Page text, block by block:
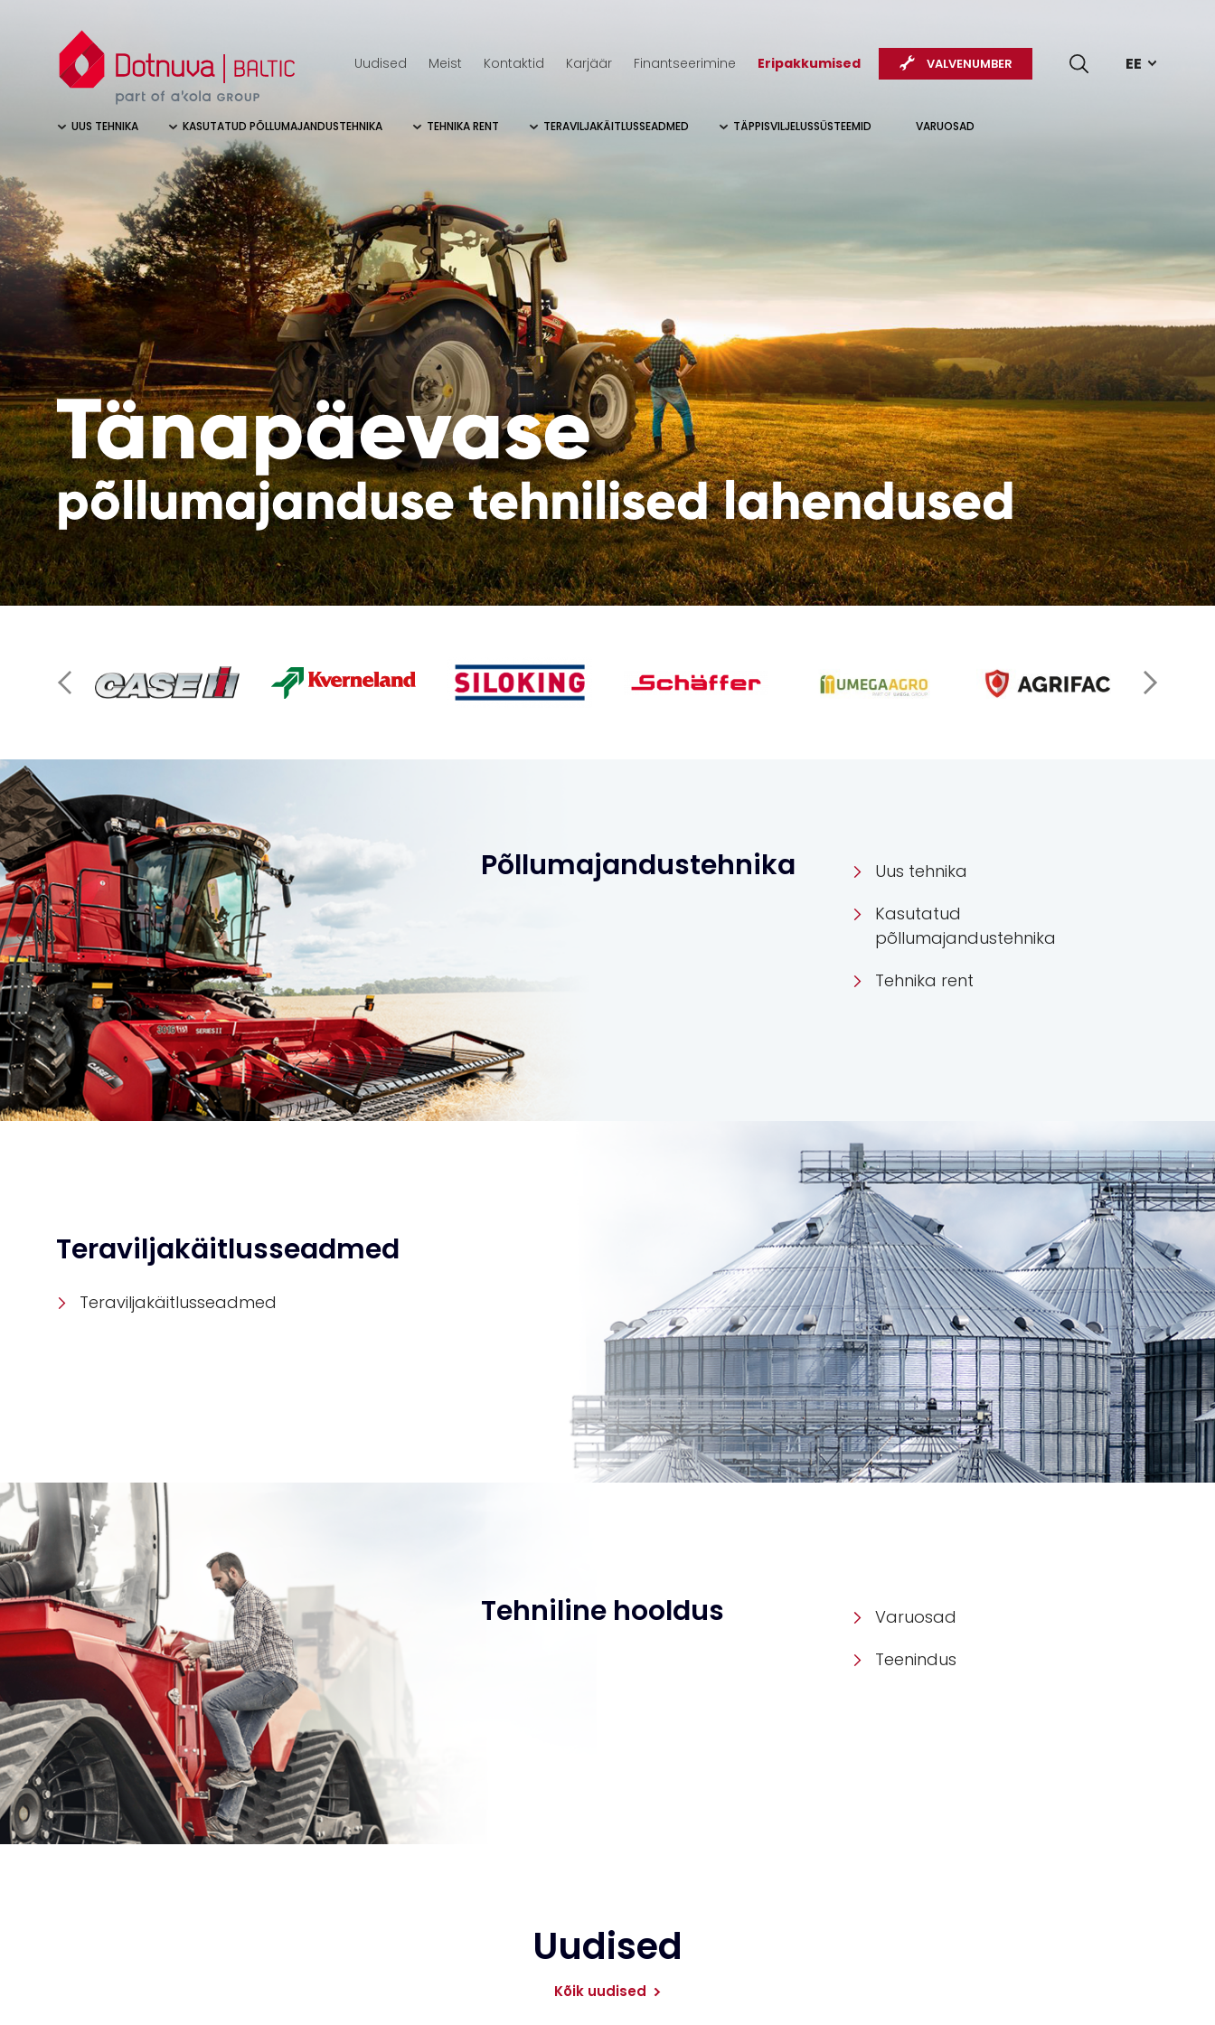
EE
Uudised Meist Kontaktid Karjäär Finantseerimine Eripakkumised VALVENUMBER
UUS TEHNIKA KASUTATUD PÕLLUMAJANDUSTEHNIKA TEHNIKA RENT TERAVILJAKÄITLUSSEADMED TÄPPISVILJELUSSÜSTEEMID VARUOSAD
Tänapäevase
põllumajanduse tehnilised lahendused
Põllumajandustehnika
Uus tehnika
Kasutatud
põllumajandustehnika
Tehnika rent
Teraviljakäitlusseadmed
Teraviljakäitlusseadmed
Tehniline hooldus
Varuosad
Teenindus
Uudised
Kõik uudised